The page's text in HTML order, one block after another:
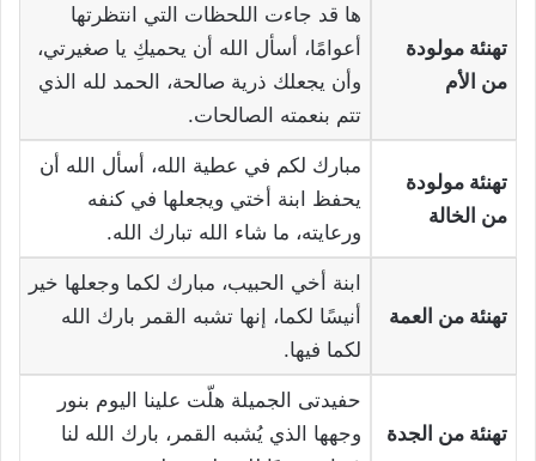
تهنئة مولودة
من الأم
ها قد جاءت اللحظات التي انتظرتها
أعوامًا، أسأل الله أن يحميكِ يا صغيرتي،
وأن يجعلك ذرية صالحة، الحمد لله الذي
تتم بنعمته الصالحات.
تهنئة مولودة
من الخالة
مبارك لكم في عطية الله، أسأل الله أن
يحفظ ابنة أختي ويجعلها في كنفه
ورعايته، ما شاء الله تبارك الله.
تهنئة من العمة
ابنة أخي الحبيب، مبارك لكما وجعلها خير
أنيسًا لكما، إنها تشبه القمر بارك الله
لكما فيها.
تهنئة من الجدة
حفيدتى الجميلة هلّت علينا اليوم بنور
وجهها الذي يُشبه القمر، بارك الله لنا